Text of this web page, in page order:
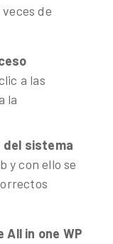
de
a las
la
del sistema
y con ello se
in one WP